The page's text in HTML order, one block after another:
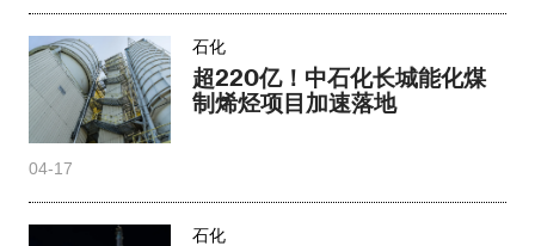
石化
超220亿！中石化长城能化煤
制烯烃项目加速落地
04-17
石化